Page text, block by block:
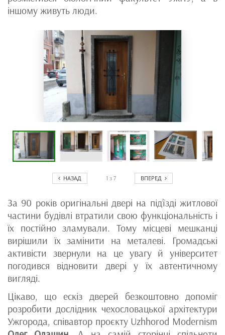
іншому живуть люди.
НАЗАД 1 з 7 ВПЕРЕД
За 90 років оригінальні двері на під’їзді житлової
частини будівлі втратили свою функціональність і
їх постійно зламували. Тому місцеві мешканці
вирішили їх замінити на металеві. Громадські
активісти звернули на це увагу й університет
погодився відновити двері у їх автентичному
вигляді.
Цікаво, що ескіз дверей безкоштовно допоміг
розробити дослідник чехословацької архітектури
Ужгорода, співавтор проєкту Uzhhorod Modernism